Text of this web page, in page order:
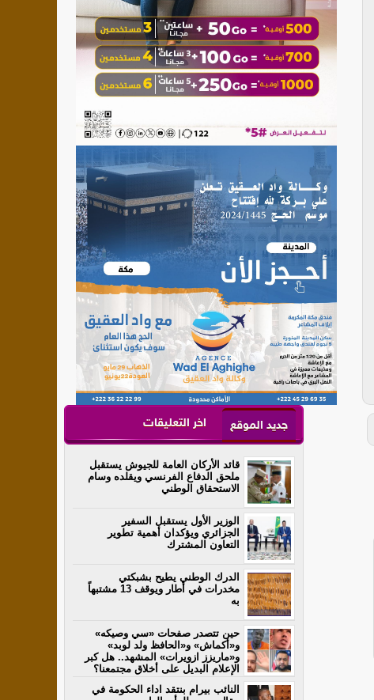
جديد الموقع اخر التعليقات
قائد الأركان العامة للجيوش يستقبل
ملحق الدفاع الفرنسي ويقلده وسام
الاستحقاق الوطني
الوزير الأول يستقبل السفير
الجزائري ويؤكدان أهمية تطوير
التعاون المشترك
الدرك الوطني يطيح بشبكتي
مخدرات في أطار ويوقف 13 مشتبهاً
به
حين تتصدر صفحات «سي وصيكه»
و«أكماش» و«الحافظ ولد لوبد»
و«ماريزز ازويرات» المشهد.. هل كبر
الإعلام البديل على أخلاق مجتمعنا؟
النائب بيرام بنتقد اداء الحكومة في